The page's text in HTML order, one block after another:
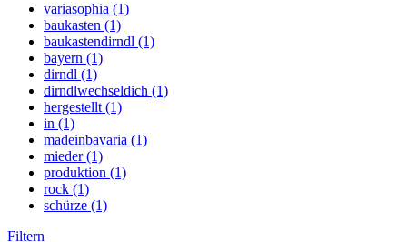
variasophia (1)
baukasten (1)
baukastendirndl (1)
bayern (1)
dirndl (1)
dirndlwechseldich (1)
hergestellt (1)
in (1)
madeinbavaria (1)
mieder (1)
produktion (1)
rock (1)
schürze (1)
Filtern